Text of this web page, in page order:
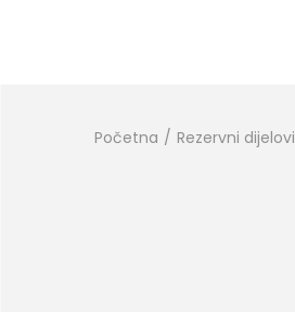
Početna / Rezervni dijelovi